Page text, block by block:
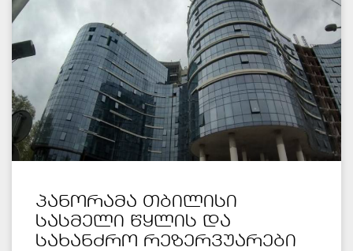
პანორამა თბილისი
სასმელი წყლის და
სახანძრო რეზერვუარები